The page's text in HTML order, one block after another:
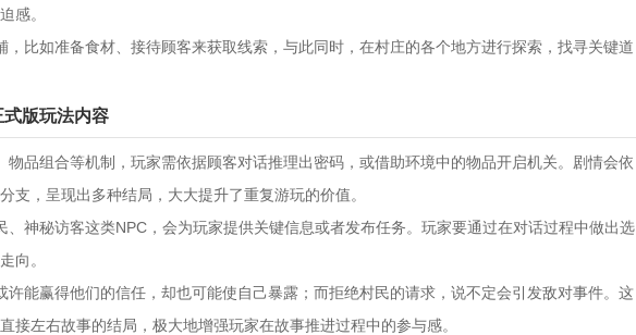
感。
，比如准备食材、接待顾客来获取线索，与此同时，在村庄的各个地方进行探索，找寻关键道
版玩法内容
物品组合等机制，玩家需依据顾客对话推理出密码，或借助环境中的物品开启机关。剧情会依
支，呈现出多种结局，大大提升了重复游玩的价值。
、神秘访客这类NPC，会为玩家提供关键信息或者发布任务。玩家要通过在对话过程中做出选
向。
许能赢得他们的信任，却也可能使自己暴露；而拒绝村民的请求，说不定会引发敌对事件。这
接左右故事的结局，极大地增强玩家在故事推进过程中的参与感。